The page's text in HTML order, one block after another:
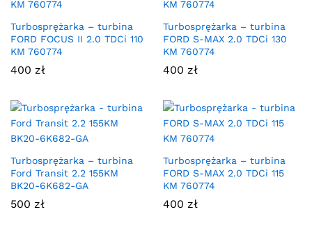
Turbosprężarka – turbina
FORD FOCUS II 2.0 TDCi 110
KM 760774
400 zł
Turbosprężarka – turbina
FORD S-MAX 2.0 TDCi 130
KM 760774
400 zł
Turbosprężarka – turbina
Ford Transit 2.2 155KM
BK20-6K682-GA
500 zł
Turbosprężarka – turbina
FORD S-MAX 2.0 TDCi 115
KM 760774
400 zł